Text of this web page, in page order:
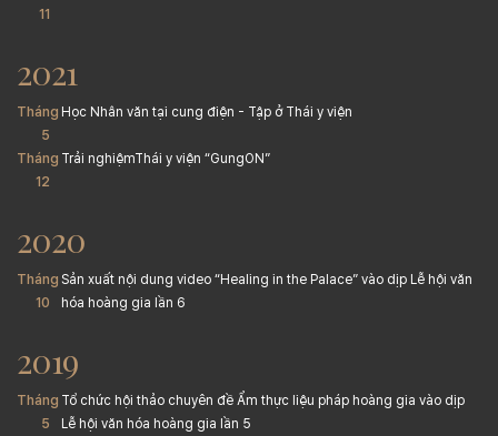
11
2021
Tháng
5
Học Nhân văn tại cung điện - Tập ở Thái y viện
Tháng
12
Trải nghiệmThái y viện “GungON”
2020
Tháng
10
Sản xuất nội dung video “Healing in the Palace” vào dịp Lễ hội văn
hóa hoàng gia lần 6
2019
Tháng
5
Tổ chức hội thảo chuyên đề Ẩm thực liệu pháp hoàng gia vào dịp
Lễ hội văn hóa hoàng gia lần 5